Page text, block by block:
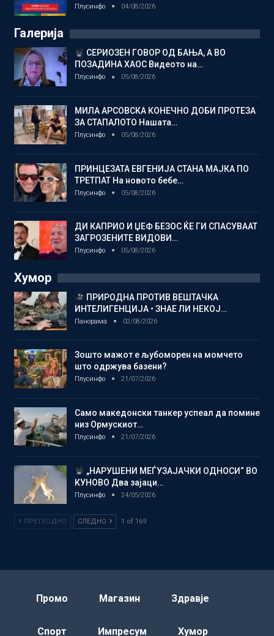
Плусинфо 04/08/2026
Галерија
СЕРИОЗЕН ГОВОР ОД БАЊА, А ВО
ПОЗАДИНА ХАОС Видеото на…
Плусинфо 05/08/2026
МИЛА АРСОВСКА КОНЕЧНО ДОБИ ПРОТЕЗА
ЗА СТАПАЛОТО Нашата…
Плусинфо 05/08/2026
ПРИНЦЕЗАТА ЕВГЕНИЈА СТАНА МАЈКА ПО
ТРЕТПАТ На новото бебе…
Плусинфо 05/08/2026
ДИ КАПРИО И ЏЕФ БЕЗОС ЌЕ ГИ СПАСУВААТ
ЗАГРОЗЕНИТЕ ВИДОВИ…
Плусинфо 05/08/2026
Хумор
ПРИРОДНА ПРОТИВ ВЕШТАЧКА
ИНТЕЛИГЕНЦИЈА • ЗНАЕ ЛИ НЕКОЈ…
Панорама 02/08/2026
Зошто мажот е љубоморен на момчето
што одржува базени?
Плусинфо 21/07/2026
Само македонски танкер успеал да помине
низ Ормускиот…
Плусинфо 21/07/2026
„НАРУШЕНИ МЕЃУЗАЈАЧКИ ОДНОСИ“ ВО
КУНОВО Два зајаци…
Плусинфо 24/05/2026
ПРЕТХОДНО СЛЕДНО 1 of 169
Промо Магазин Здравје
Спорт Импресум Хумор